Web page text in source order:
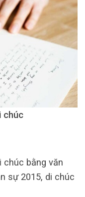
chúc
chúc bằng văn
sự 2015, di chúc